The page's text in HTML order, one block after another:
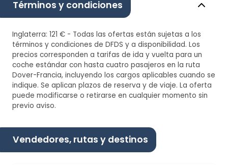
Términos y condiciones
Inglaterra: 121 € - Todas las ofertas están sujetas a los
términos y condiciones de DFDS y a disponibilidad. Los
precios corresponden a tarifas de ida y vuelta para un
coche estándar con hasta cuatro pasajeros en la ruta
Dover-Francia, incluyendo los cargos aplicables cuando se
indique. Se aplican plazos de reserva y de viaje. La oferta
puede modificarse o retirarse en cualquier momento sin
previo aviso.
Vendedores, rutas y destinos